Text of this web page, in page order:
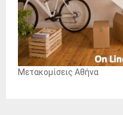
Μετακομίσεις Αθήνα